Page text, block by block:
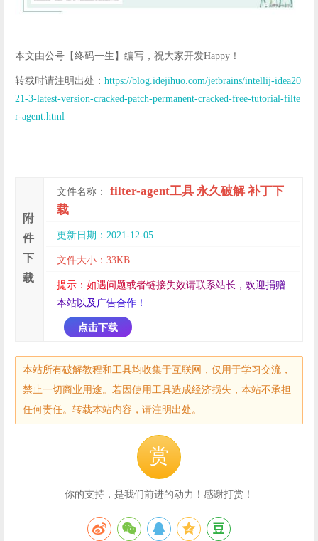
本文由公号【终码一生】编写，祝大家开发Happy！
转载时请注明出处： https://blog.idejihuo.com/jetbrains/intellij-idea20
21-3-latest-version-cracked-patch-permanent-cracked-free-tutorial-filte
r-agent.html
附
件
下
载
文件名称：
filter-agent工具 永久破解 补丁下
载
更新日期：2021-12-05
文件大小：33KB
提示 ：如遇问题或者链接失效请联系站长 ，欢迎捐赠
本站以及 广告合作 ！
点击下载
本站所有破解教程和工具均收集于互联网，仅用于学习交流，
禁止一切商业用途。若因使用工具造成经济损失，本站不承担
任何责任。转载本站内容，请注明出处。
赏
你的支持，是我们前进的动力！感谢打赏！